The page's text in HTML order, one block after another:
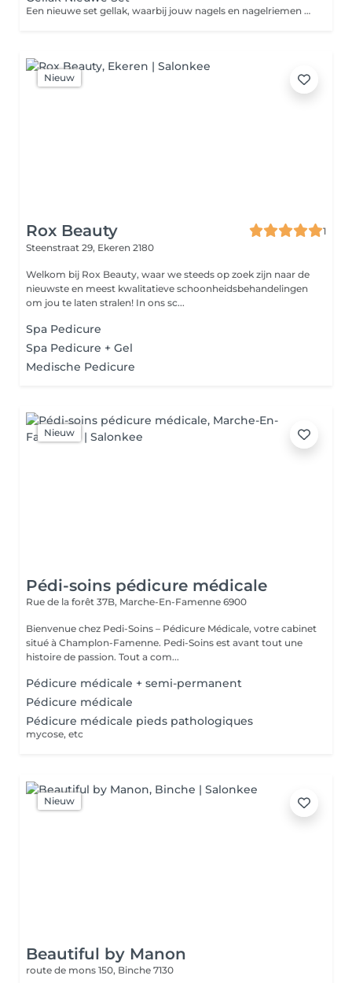
Een nieuwe set gellak, waarbij jouw nagels en nagelriemen eerst zorgvuldig worden voorbereid. Vervolgens wordt een hoogwaardige gellak in een kleur naar keuze aangebracht en uitgehard onder een uv- of ledlamp, voor een langdurig, glanzend en krasvrij resultaat. Gellak is enkel geschikt voor een stevige natuurlijke nagel. Heb jij broze nagels? Dan raden we eerder Biab of Harde gel aan. Indien gewenst kan je afsluiten met de extra optie van een voedend handmasker, ideaal voor de drogere huid. Let op: heb je momenteel een set nagels van een ander salon? Dan rekenen wij een supplement aan van €10.
Nieuw
Rox Beauty
1
Steenstraat 29, Ekeren 2180
Welkom bij Rox Beauty, waar we steeds op zoek zijn naar de
nieuwste en meest kwalitatieve schoonheidsbehandelingen
om jou te laten stralen! In ons sc...
Spa Pedicure
Spa Pedicure + Gel
Medische Pedicure
Nieuw
Pédi-soins pédicure médicale
Rue de la forêt 37B, Marche-En-Famenne 6900
Bienvenue chez Pedi-Soins – Pédicure Médicale, votre cabinet
situé à Champlon-Famenne. Pedi-Soins est avant tout une
histoire de passion. Tout a com...
Pédicure médicale + semi-permanent
Pédicure médicale
Pédicure médicale pieds pathologiques
mycose, etc
Nieuw
Beautiful by Manon
route de mons 150, Binche 7130